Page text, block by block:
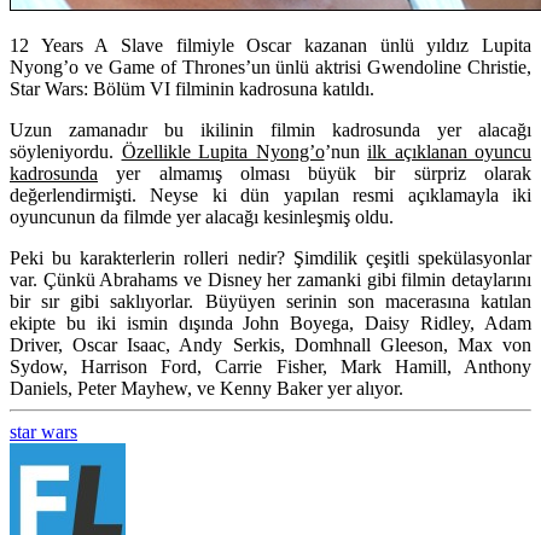
12 Years A Slave filmiyle Oscar kazanan ünlü yıldız Lupita
Nyong’o ve Game of Thrones’un ünlü aktrisi Gwendoline Christie,
Star Wars: Bölüm VI filminin kadrosuna katıldı.
Uzun zamanadır bu ikilinin filmin kadrosunda yer alacağı
söyleniyordu. Özellikle Lupita Nyong’o’nun ilk açıklanan oyuncu
kadrosunda yer almamış olması büyük bir sürpriz olarak
değerlendirmişti. Neyse ki dün yapılan resmi açıklamayla iki
oyuncunun da filmde yer alacağı kesinleşmiş oldu.
Peki bu karakterlerin rolleri nedir? Şimdilik çeşitli spekülasyonlar
var. Çünkü Abrahams ve Disney her zamanki gibi filmin detaylarını
bir sır gibi saklıyorlar. Büyüyen serinin son macerasına katılan
ekipte bu iki ismin dışında John Boyega, Daisy Ridley, Adam
Driver, Oscar Isaac, Andy Serkis, Domhnall Gleeson, Max von
Sydow, Harrison Ford, Carrie Fisher, Mark Hamill, Anthony
Daniels, Peter Mayhew, ve Kenny Baker yer alıyor.
star wars